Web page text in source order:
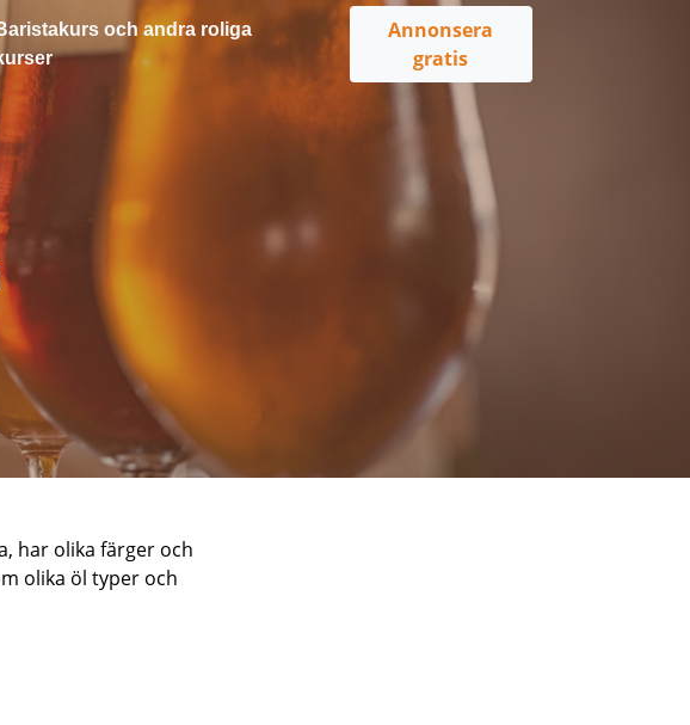
och andra roliga
Annonsera
gratis
har olika färger och
olika öl typer och